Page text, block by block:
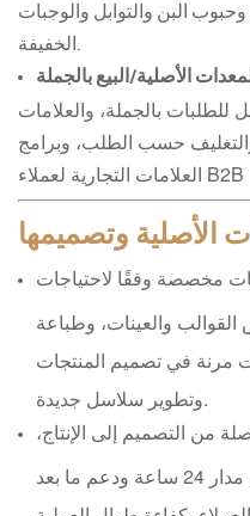
البن والتوابل والوجبات
الأصلية/البيع بالجملة
بالجملة، والعلامات
والتغليف حسب الطلب، وبرامج
العلامات التجارية لعملاء B2B
الأصلية وتصميمها
مخصصة وفقًا لاحتياجات
والعينات، وطباعة
مرنة في تصميم المنتجات
من التصميم إلى الإنتاج،
وتوفير خدمة عبر الإنترنت على مدار 24 ساعة ودعم ما بعد